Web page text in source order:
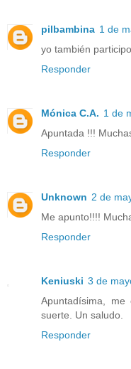
pilbambina 1 de
yo también
Responder
Mónica C.A. 1 de
Apuntada !!!
Responder
Unknown 2 de
Me apunto!!!!
Responder
Keniuski 3 de
Apuntadísima,
suerte. Un saludo.
Responder